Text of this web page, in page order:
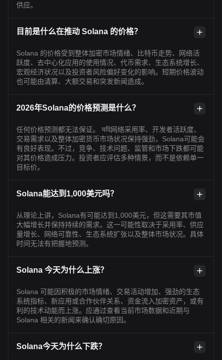
供应。
目前是什么在推动 Solana 的价格？
Solana 的价格受到整体加密市场情绪、比特币走势、网络活
跃度、去中心化应用的使用情况、代币需求、生态系统增长、
宏观经济状况以及投资者风险偏好变化的影响。短期价格波动
也可能由清算、大额交易和突发新闻造成。
2026年Solana的价格预测是什么？
任何价格预测都无法保证。 यदि网络采用率、开发者活跃度、
交易需求以及整体加密货币市场状况保持强劲，Solana可能会
有良好表现。不过，竞争、技术问题、监管和市场下跌都可能
对其价格造成压力。投资者应评估多种情景，而不是依赖单一
目标价。
Solana能达到1,000美元吗？
从理论上讲，Solana有可能达到1,000美元，但这需要其市值
大幅增长并保持持续的需求。这一可能性取决于采用率、供应
量增长、网络可靠性、生态系统扩张以及整体市场状况。具体
时间无法有把握地预测。
Solana 今天为什么上涨？
Solana 可能因积极的市场情绪、交易活动增加、强劲的生态
系统指标、新应用或合作伙伴关系、资金流入加密资产，或有
利的技术动能而上涨。应通过查看当前市场数据和近期与
Solana 相关的新闻来确认确切原因。
Solana今天为什么下跌？